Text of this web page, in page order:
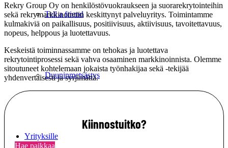
Tell a friend
Duuninmetsästys
Yrityksille
Rekry Group Oy on henkilöstövuokraukseen ja suorarekrytointeihin
sekä rekrymarkkinointiin keskittynyt palveluyritys. Toimintamme
kulmakiviä on paikallisuus, positiivisuus, aktiivisuus, tavoitettavuus,
nopeus, helppous ja luotettavuus.
Keskeistä toiminnassamme on tehokas ja luotettava
rekrytointiprosessi sekä vahva osaaminen markkinoinnista. Olemme
sitoutuneet kohtelemaan jokaista työnhakijaa sekä -tekijää
yhdenvertaisesti ja syrjimättä.
Kiinnostuitko?
Hae paikkaa